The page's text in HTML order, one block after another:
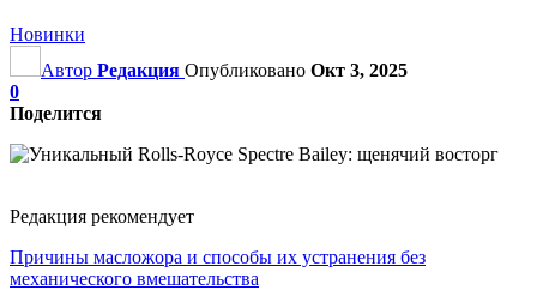
Новинки
Автор Редакция Опубликовано Окт 3, 2025
0
Поделится
Редакция рекомендует
Причины масложора и способы их устранения без
механического вмешательства